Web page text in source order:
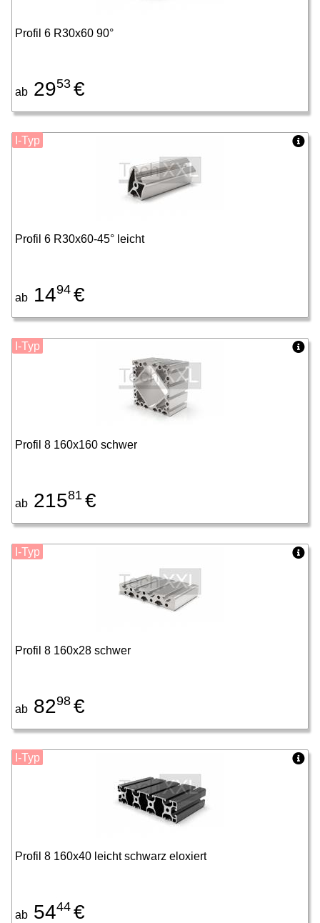
Profil 6 R30x60 90°
ab 2953 €
Profil 6 R30x60-45° leicht
ab 1494 €
I-Typ
Profil 8 160x160 schwer
ab 21581 €
I-Typ
Profil 8 160x28 schwer
ab 8298 €
I-Typ
Profil 8 160x40 leicht schwarz eloxiert
ab 5444 €
I-Typ